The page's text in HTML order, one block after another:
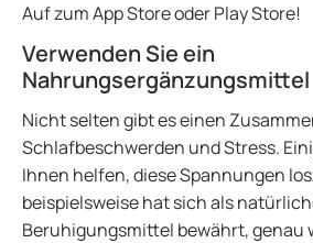
Auf zum App Store oder Play Store!
Verwenden Sie ein
Nahrungsergänzungsmittel
Nicht selten gibt es einen
Schlafbeschwerden und Stress.
Ihnen helfen, diese Spannungen
beispielsweise hat sich als
Beruhigungsmittel bewährt, genau